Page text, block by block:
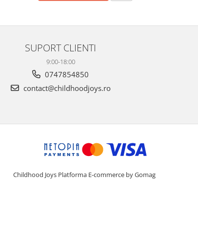
SUPORT CLIENTI
9:00-18:00
0747854850
contact@childhoodjoys.ro
Childhood Joys Platforma E-commerce by Gomag